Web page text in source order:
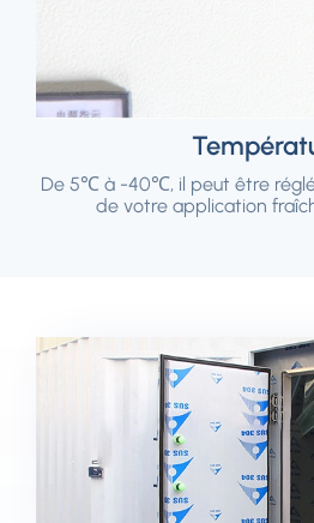
De 5℃ à -40℃, il peut être
de votre application